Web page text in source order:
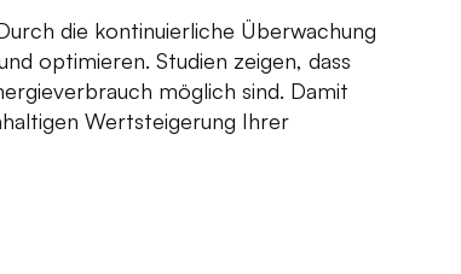
die kontinuierliche Überwachung
optimieren. Studien zeigen, dass
möglich sind. Damit
Wertsteigerung Ihrer